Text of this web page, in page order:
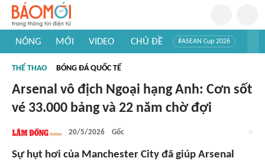
NÓNG MỚI VIDEO CHỦ ĐỀ #ASEAN Cup 2026
#Khám phá thế giới
THỂ THAO BÓNG ĐÁ QUỐC TẾ
Arsenal vô địch Ngoại hạng Anh: Cơn sốt
vé 33.000 bảng và 22 năm chờ đợi
20/5/2026 Gốc
Sự hụt hơi của Manchester City đã giúp Arsenal